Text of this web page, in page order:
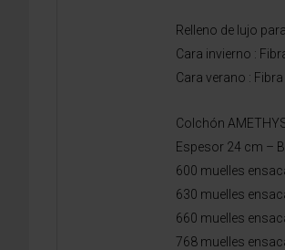
Relleno de lujo
Cara invierno :
Cara verano :
Colchón
Espesor 24 cm –
600 muelles
630 muelles
660 muelles
768 muelles